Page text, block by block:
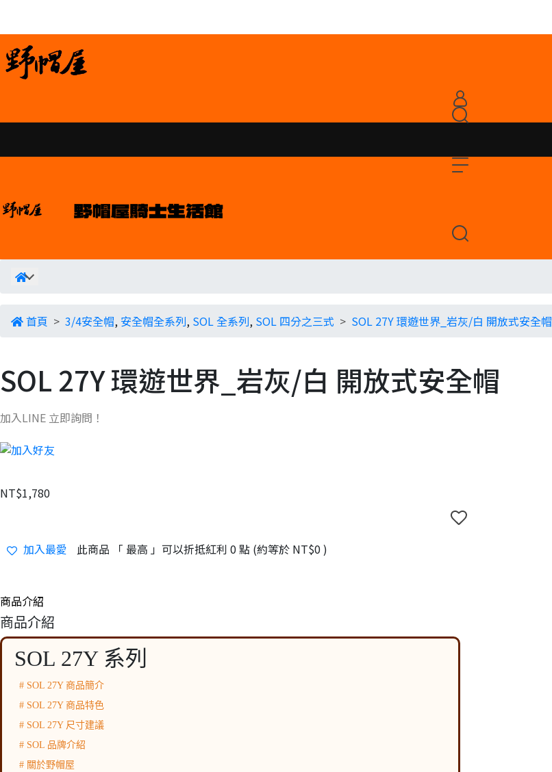
首頁 3/4安全帽, 安全帽全系列, SOL 全系列, SOL 四分之三式 SOL 27Y 環遊世界_岩灰/白 開放式安全帽
SOL 27Y 環遊世界_岩灰/白 開放式安全帽
加入LINE 立即詢問！
NT$1,780
加入最愛 此商品 「 最高 」可以折抵紅利 0點 (約等於 NT$0)
商品介紹
商品介紹
SOL 27Y 系列
# SOL 27Y 商品簡介
# SOL 27Y 商品特色
# SOL 27Y 尺寸建議
# SOL 品牌介紹
# 關於野帽屋